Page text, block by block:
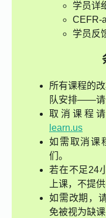
学员详
CEFR-
学员反
所有课程的
队安排——请
取消课程
learn.us
如需取消课
们。
若在不足24
上课，不提
如需改期，
免被视为缺课